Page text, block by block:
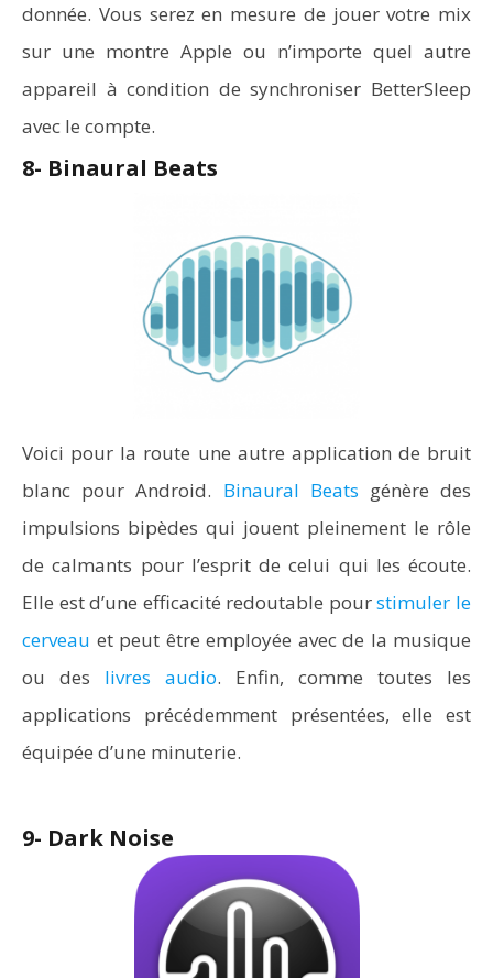
donnée. Vous serez en mesure de jouer votre mix
sur une montre Apple ou n’importe quel autre
appareil à condition de synchroniser BetterSleep
avec le compte.
8- Binaural Beats
Voici pour la route une autre application de bruit
blanc pour Android. Binaural Beats génère des
impulsions bipèdes qui jouent pleinement le rôle
de calmants pour l’esprit de celui qui les écoute.
Elle est d’une efficacité redoutable pourstimuler le
cerveau et peut être employée avec de la musique
ou des livres audio. Enfin, comme toutes les
applications précédemment présentées, elle est
équipée d’une minuterie.
9- Dark Noise